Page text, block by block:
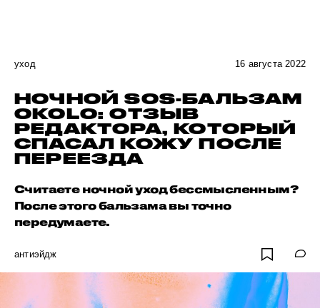
уход 16 августа 2022
НОЧНОЙ SOS-БАЛЬЗАМ
OKOLO: ОТЗЫВ
РЕДАКТОРА, КОТОРЫЙ
СПАСАЛ КОЖУ ПОСЛЕ
ПЕРЕЕЗДА
Считаете ночной уход бессмысленным?
После этого бальзама вы точно
передумаете.
антиэйдж